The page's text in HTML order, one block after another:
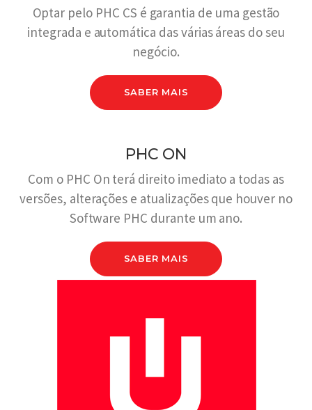
Optar pelo PHC CS é garantia de uma gestão
integrada e automática das várias áreas do seu
negócio.
SABER MAIS
PHC ON
Com o PHC On terá direito imediato a todas as
versões, alterações e atualizações que houver no
Software PHC durante um ano.
SABER MAIS